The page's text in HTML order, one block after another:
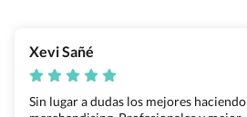
Xevi Sañé
Sin lugar a dudas los mejores haciendo